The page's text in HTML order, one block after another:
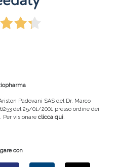
Padovani SAS del Dr. Marco
del 25/01/2001 presso ordine dei
Per visionare clicca qui.
con